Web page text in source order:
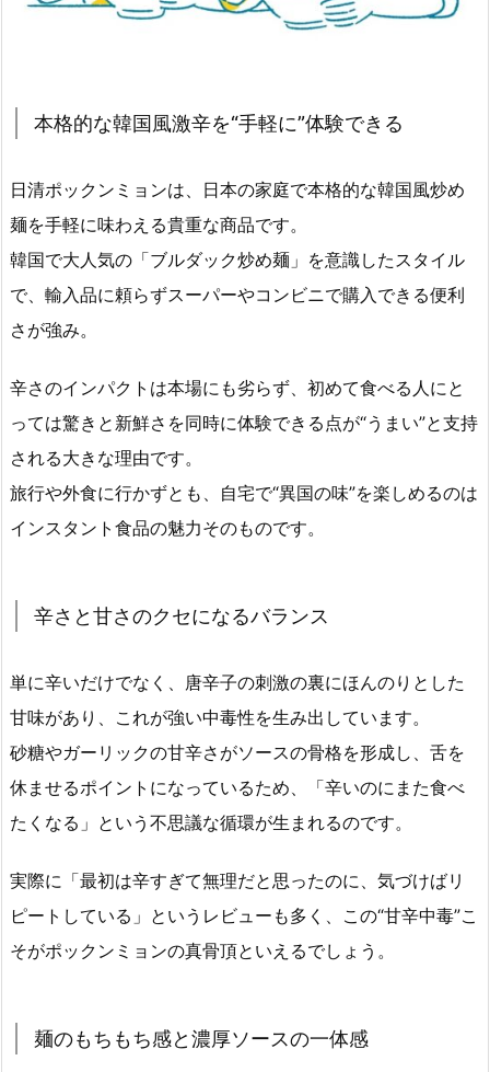
本格的な韓国風激辛を“手軽に”体験できる
日清ポックンミョンは、日本の家庭で本格的な韓国風炒め
麺を手軽に味わえる貴重な商品です。
韓国で大人気の「ブルダック炒め麺」を意識したスタイル
で、輸入品に頼らずスーパーやコンビニで購入できる便利
さが強み。
辛さのインパクトは本場にも劣らず、初めて食べる人にと
っては驚きと新鮮さを同時に体験できる点が“うまい”と支持
される大きな理由です。
旅行や外食に行かずとも、自宅で“異国の味”を楽しめるのは
インスタント食品の魅力そのものです。
辛さと甘さのクセになるバランス
単に辛いだけでなく、唐辛子の刺激の裏にほんのりとした
甘味があり、これが強い中毒性を生み出しています。
砂糖やガーリックの甘辛さがソースの骨格を形成し、舌を
休ませるポイントになっているため、「辛いのにまた食べ
たくなる」という不思議な循環が生まれるのです。
実際に「最初は辛すぎて無理だと思ったのに、気づけばリ
ピートしている」というレビューも多く、この“甘辛中毒”こ
そがポックンミョンの真骨頂といえるでしょう。
麺のもちもち感と濃厚ソースの一体感